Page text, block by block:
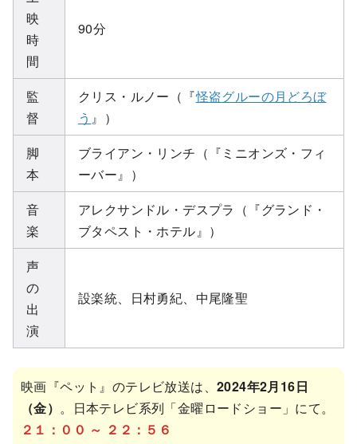
映
時
間
90分
監
督
クリス・ルノー（『怪盗グルーの月どろぼ
う 』）
脚
本
ブライアン・リンチ（『ミニオンズ・フィ
ーバー』）
音
楽
アレクサンドル・デスプラ（『グランド・
ブタペスト・ホテル』）
声
の
出
演
設楽統、日村勇紀、中尾隆聖
映画『ペット』のテレビ放送は、 2024年2月16日
（金） 。日本テレビ系列「金曜ロードショー」にて。
２１：００ ～ ２２：５６